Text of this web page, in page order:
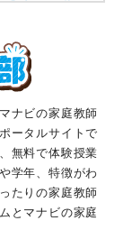
ナビの家庭教師
ータルサイトで
無料で体験授業
学年、特徴がわ
たりの家庭教師
とマナビの家庭